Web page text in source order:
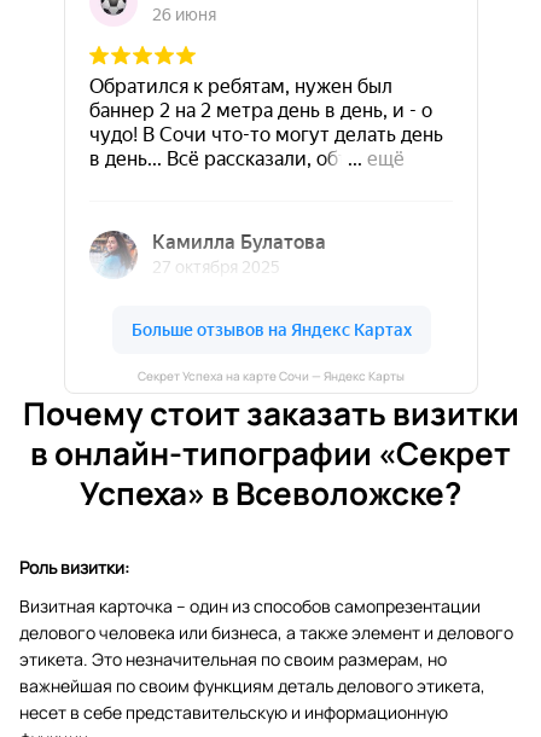
Секрет Успеха на карте Сочи — Яндекс Карты
Почему стоит заказать визитки
в онлайн-типографии «Секрет
Успеха» в Всеволожске?
Роль визитки:
Визитная карточка – один из способов самопрезентации
делового человека или бизнеса, а также элемент и делового
этикета. Это незначительная по своим размерам, но
важнейшая по своим функциям деталь делового этикета,
несет в себе представительскую и информационную